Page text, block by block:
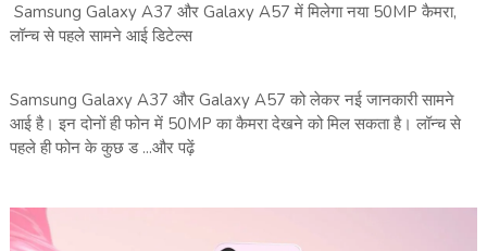
Samsung Galaxy A37 और Galaxy A57 में मिलेगा नया 50MP कैमरा,
लॉन्च से पहले सामने आई डिटेल्स
Samsung Galaxy A37 और Galaxy A57 को लेकर नई जानकारी सामने
आई है। इन दोनों ही फोन में 50MP का कैमरा देखने को मिल सकता है। लॉन्च से
पहले ही फोन के कुछ ड ...और पढ़ें